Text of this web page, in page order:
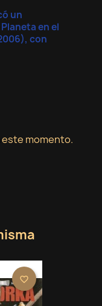
de deseos
Iniciar sesión
un
en el
con
momento.
favorite_border